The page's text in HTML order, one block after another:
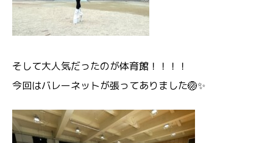
そして大人気だったのが体育館！！！！
今回はバレーネットが張ってありました🏐✨